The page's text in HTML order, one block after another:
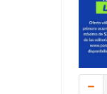
－